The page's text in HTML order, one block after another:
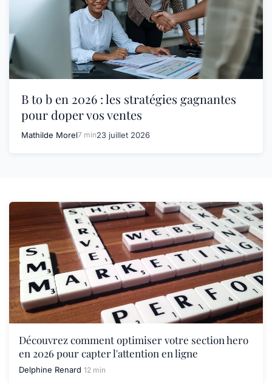
B to b en 2026 : les stratégies gagnantes
pour doper vos ventes
Mathilde Morel7 min23 juillet 2026
Découvrez comment optimiser votre section hero
en 2026 pour capter l'attention en ligne
Delphine Renard 12 min